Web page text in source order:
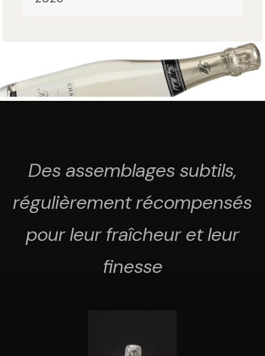
Des assemblages subtils,
régulièrement récompensés
pour leur fraîcheur et leur
finesse